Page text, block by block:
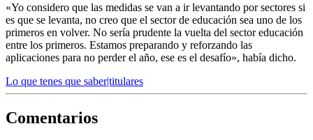
«Yo considero que las medidas se van a ir levantando por sectores si
es que se levanta, no creo que el sector de educación sea uno de los
primeros en volver. No sería prudente la vuelta del sector educación
entre los primeros. Estamos preparando y reforzando las
aplicaciones para no perder el año, ese es el desafío», había dicho.
Lo que tenes que saber|titulares
Comentarios